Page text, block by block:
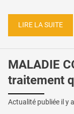
LIRE LA SUITE
MALADIE
traitement
Actualité publiée il y a